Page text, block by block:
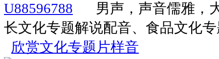
男声，声音儒雅，
长文化专题解说配音、食品文化
欣赏文化专题片样音